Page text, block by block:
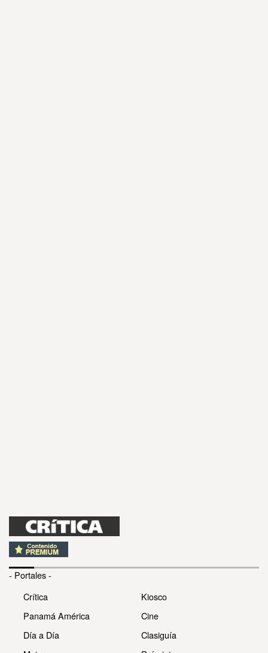
- Portales -
Crítica
Panamá América
Día a Día
Kiosco
Cine
Clasiguía